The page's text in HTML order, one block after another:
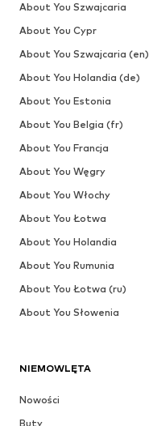
NIEMOWLĘTA
Nowości
Buty
About You Szwajcaria
About You Cypr
About You Szwajcaria (en)
About You Holandia (de)
About You Estonia
About You Belgia (fr)
About You Francja
About You Węgry
About You Włochy
About You Łotwa
About You Holandia
About You Rumunia
About You Łotwa (ru)
About You Słowenia